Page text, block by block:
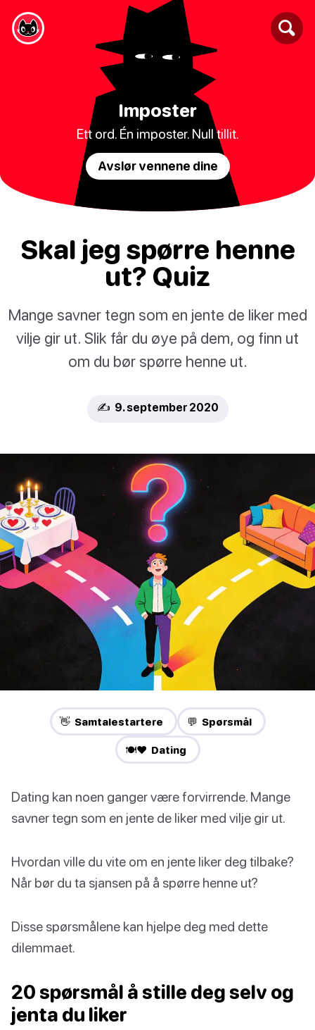
Imposter
Ett ord. Én imposter. Null tillit.
Avslør vennene dine
Skal jeg spørre henne
ut? Quiz
Mange savner tegn som en jente de liker med
vilje gir ut. Slik får du øye på dem, og finn ut
om du bør spørre henne ut.
✍️ 9. september 2020
👋 Samtalestartere 💬 Spørsmål
🍽️❤️ Dating
Dating kan noen ganger være forvirrende. Mange
savner tegn som en jente de liker med vilje gir ut.
Hvordan ville du vite om en jente liker deg tilbake?
Når bør du ta sjansen på å spørre henne ut?
Disse spørsmålene kan hjelpe deg med dette
dilemmaet.
20 spørsmål å stille deg selv og
jenta du liker